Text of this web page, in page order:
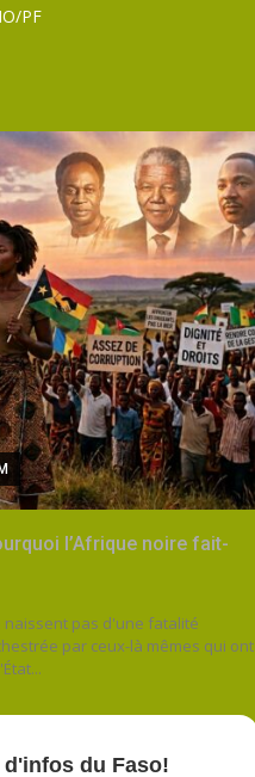
PF
l’Afrique noire fait-
naissent pas d'une fatalité
par ceux-là mêmes qui ont
d'infos du Faso!